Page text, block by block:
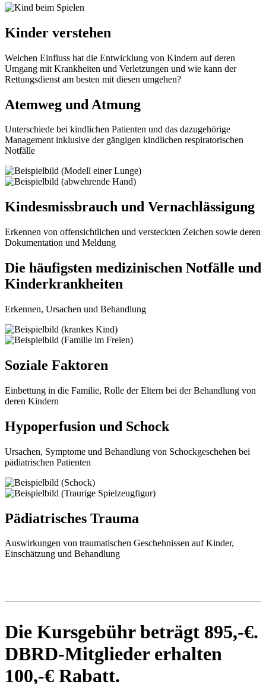
Kinder verstehen
Welchen Einfluss hat die Entwicklung von Kindern auf deren
Umgang mit Krankheiten und Verletzungen und wie kann der
Rettungsdienst am besten mit diesen umgehen?
Atemweg und Atmung
Unterschiede bei kindlichen Patienten und das dazugehörige
Management inklusive der gängigen kindlichen respiratorischen
Notfälle
Kindesmissbrauch und Vernachlässigung
Erkennen von offensichtlichen und versteckten Zeichen sowie deren
Dokumentation und Meldung
Die häufigsten medizinischen Notfälle und
Kinderkrankheiten
Erkennen, Ursachen und Behandlung
Soziale Faktoren
Einbettung in die Familie, Rolle der Eltern bei der Behandlung von
deren Kindern
Hypoperfusion und Schock
Ursachen, Symptome und Behandlung von Schockgeschehen bei
pädiatrischen Patienten
Pädiatrisches Trauma
Auswirkungen von traumatischen Geschehnissen auf Kinder,
Einschätzung und Behandlung
Die Kursgebühr beträgt 895,-€.
DBRD-Mitglieder erhalten
100,-€ Rabatt.